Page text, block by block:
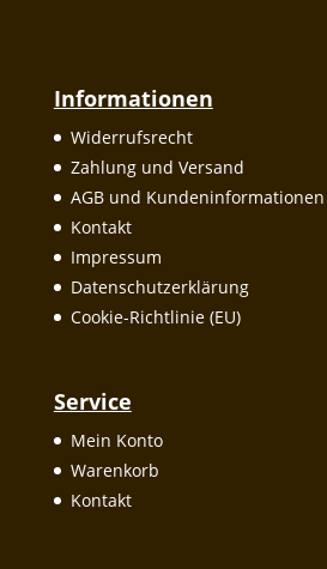
Informationen
Widerrufsrecht
Zahlung und Versand
AGB und Kundeninformationen
Kontakt
Impressum
Datenschutzerklärung
Cookie-Richtlinie (EU)
Service
Mein Konto
Warenkorb
Kontakt